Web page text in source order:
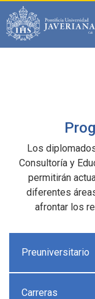
Los
Consultoría y
permitirán
diferentes
afrontar los
Preuniversitario
Carreras